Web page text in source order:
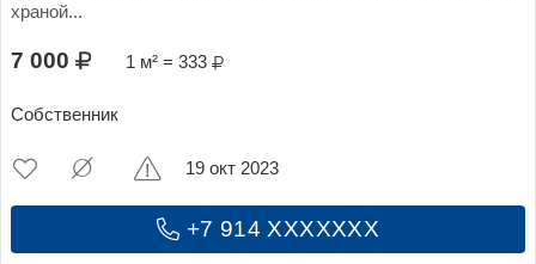
храной...
7 000 1 м² = 333
Собственник
+7 914 XXXXXXX
19 окт 2023